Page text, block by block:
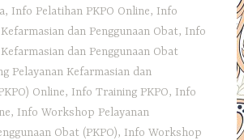
, Info Pelatihan PKPO Online, Info
dan Penggunaan Obat, Info
dan Penggunaan Obat
Pelayanan Kefarmasian dan
Online, Info Training PKPO, Info
, Info Workshop Pelayanan
Obat (PKPO), Info Workshop